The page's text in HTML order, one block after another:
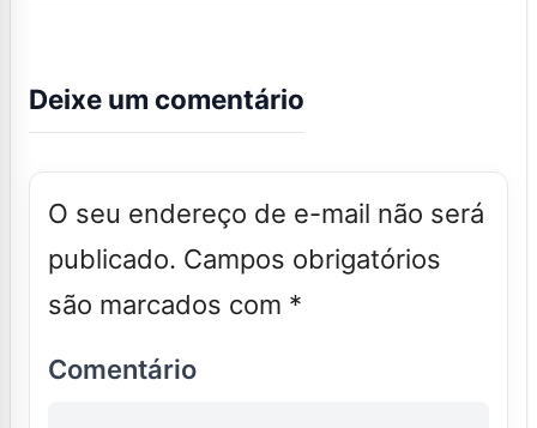
Deixe um comentário
O seu endereço de e-mail não será
publicado. Campos obrigatórios
são marcados com *
Comentário